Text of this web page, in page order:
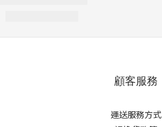
顧客服務
運送服務方式